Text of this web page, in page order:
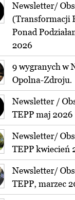
Newsletter/
(Transformacji
Ponad
2026
9 wygranych w
Opolna-Zdroju.
Newsletter /
TEPP maj 2026
Newsletter/
TEPP kwiecień
Newsletter/
TEPP, marzec